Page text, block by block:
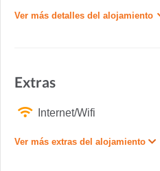
Ver más detalles del alojamiento
Extras
Internet/Wifi
Ver más extras del alojamiento